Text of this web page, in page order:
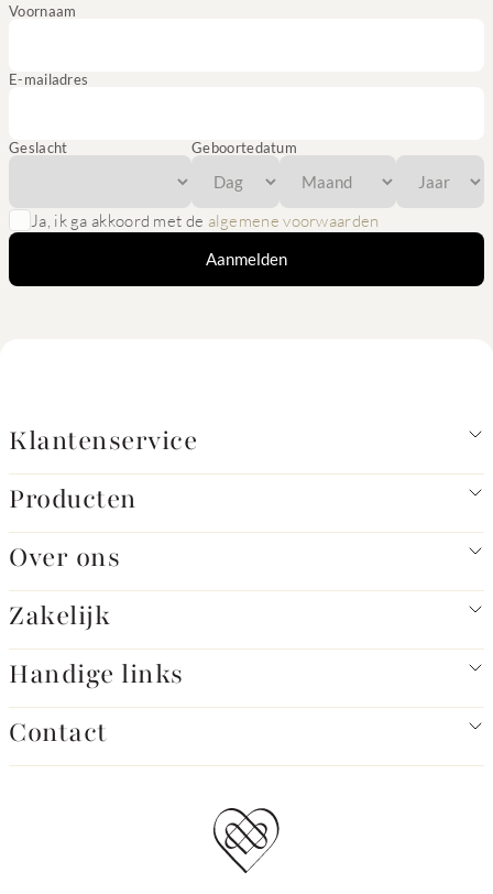
Voornaam
E-mailadres
Geslacht Geboortedatum
Ja, ik ga akkoord met de algemene voorwaarden
Aanmelden
Klantenservice
Producten
Over ons
Zakelijk
Handige links
Contact